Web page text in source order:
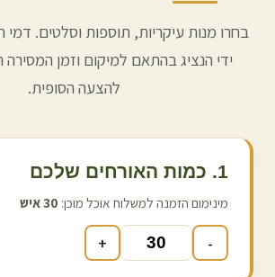
בחרו מנות עיקריות, תוספות וסלטים.
ידי הנציג בהתאם למיקום וזמן המסירה
להצעה הסופית.
1. כמות האורחים שלכם
מינימום הזמנה למשלוח אוכל מוכן: 30איש
-
+